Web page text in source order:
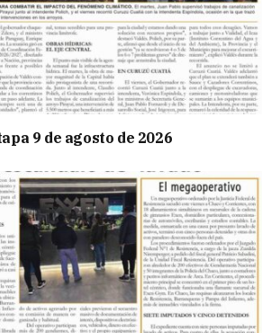
9 de agosto de 2026